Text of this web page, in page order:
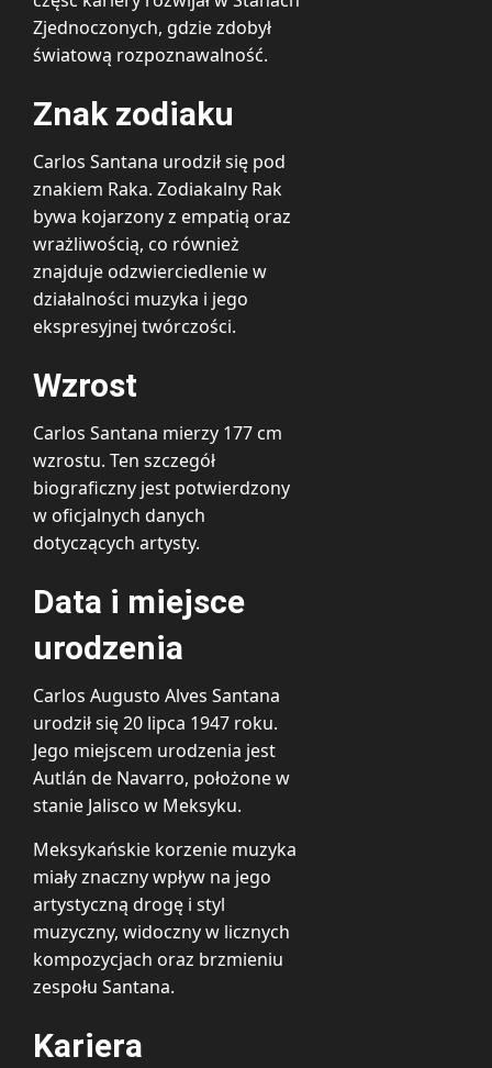
Zjednoczonych, gdzie zdobył
światową rozpoznawalność.
Znak zodiaku
Carlos Santana urodził się pod
znakiem Raka. Zodiakalny Rak
bywa kojarzony z empatią oraz
wrażliwością, co również
znajduje odzwierciedlenie w
działalności muzyka i jego
ekspresyjnej twórczości.
Wzrost
Carlos Santana mierzy 177 cm
wzrostu. Ten szczegół
biograficzny jest potwierdzony
w oficjalnych danych
dotyczących artysty.
Data i miejsce
urodzenia
Carlos Augusto Alves Santana
urodził się 20 lipca 1947 roku.
Jego miejscem urodzenia jest
Autlán de Navarro, położone w
stanie Jalisco w Meksyku.
Meksykańskie korzenie muzyka
miały znaczny wpływ na jego
artystyczną drogę i styl
muzyczny, widoczny w licznych
kompozycjach oraz brzmieniu
zespołu Santana.
Kariera